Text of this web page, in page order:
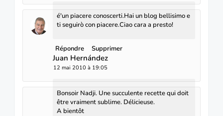
é'un piacere conoscerti.Hai un blog bellisimo e
ti seguirò con piacere.Ciao cara a presto!
Répondre Supprimer
Juan Hernández
12 mai 2010 à 19:05
Bonsoir Nadji. Une succulente recette qui doit
être vraiment sublime. Délicieuse.
A bientôt